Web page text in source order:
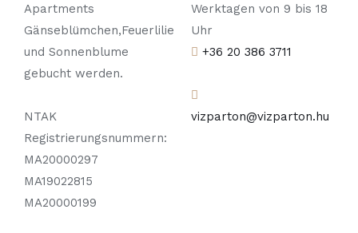
Apartments
Gänseblümchen,Feuerlilie
und Sonnenblume
gebucht werden.
NTAK
Registrierungsnummern:
MA20000297
MA19022815
MA20000199
Werktagen von 9 bis 18
Uhr
+36 20 386 3711
vizparton@vizparton.hu